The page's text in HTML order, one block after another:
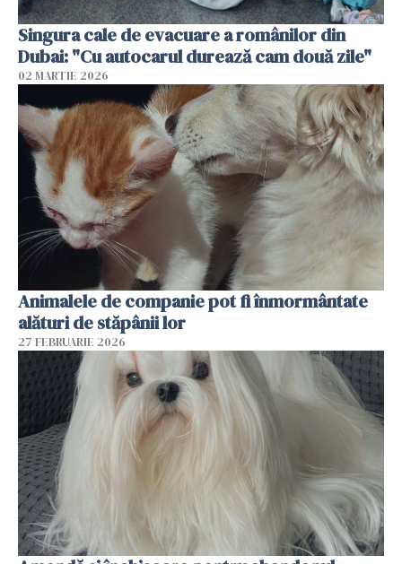
Singura cale de evacuare a românilor din
Dubai: "Cu autocarul durează cam două zile"
02 MARTIE 2026
Animalele de companie pot fi înmormântate
alături de stăpânii lor
27 FEBRUARIE 2026